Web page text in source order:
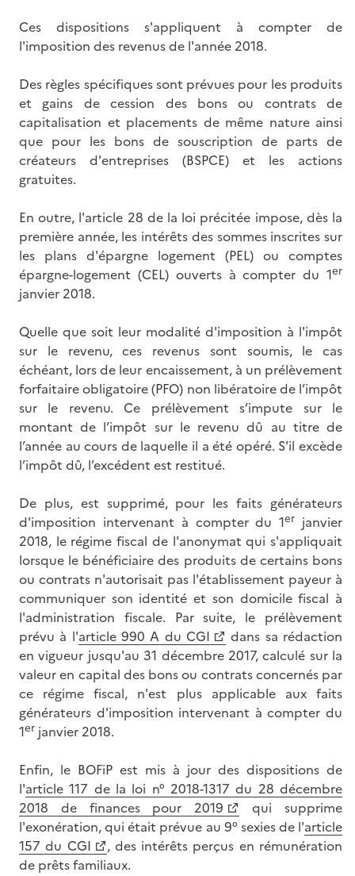
Ces dispositions s'appliquent à compter de
l'imposition des revenus de l'année 2018.
Des règles spécifiques sont prévues pour les produits
et gains de cession des bons ou contrats de
capitalisation et placements de même nature ainsi
que pour les bons de souscription de parts de
créateurs d'entreprises (BSPCE) et les actions
gratuites.
En outre, l'article 28 de la loi précitée impose, dès la
première année, les intérêts des sommes inscrites sur
les plans d'épargne logement (PEL) ou comptes
épargne-logement (CEL) ouverts à compter du 1er
janvier 2018.
Quelle que soit leur modalité d'imposition à l'impôt
sur le revenu, ces revenus sont soumis, le cas
échéant, lors de leur encaissement, à un prélèvement
forfaitaire obligatoire (PFO) non libératoire de l’impôt
sur le revenu. Ce prélèvement s’impute sur le
montant de l’impôt sur le revenu dû au titre de
l’année au cours de laquelle il a été opéré. S’il excède
l’impôt dû, l’excédent est restitué.
De plus, est supprimé, pour les faits générateurs
d'imposition intervenant à compter du 1er janvier
2018, le régime fiscal de l'anonymat qui s'appliquait
lorsque le bénéficiaire des produits de certains bons
ou contrats n'autorisait pas l'établissement payeur à
communiquer son identité et son domicile fiscal à
l'administration fiscale. Par suite, le prélèvement
prévu à l'article 990 A du CGI
dans sa rédaction
en vigueur jusqu'au 31 décembre 2017, calculé sur la
valeur en capital des bons ou contrats concernés par
ce régime fiscal, n'est plus applicable aux faits
générateurs d'imposition intervenant à compter du
1er janvier 2018.
Enfin, le BOFiP est mis à jour des dispositions de
l'article 117 de la loi n° 2018-1317 du 28 décembre
2018 de finances pour 2019
qui supprime
l'exonération, qui était prévue au 9° sexies de l'article
157 du CGI
, des intérêts perçus en rémunération
de prêts familiaux.